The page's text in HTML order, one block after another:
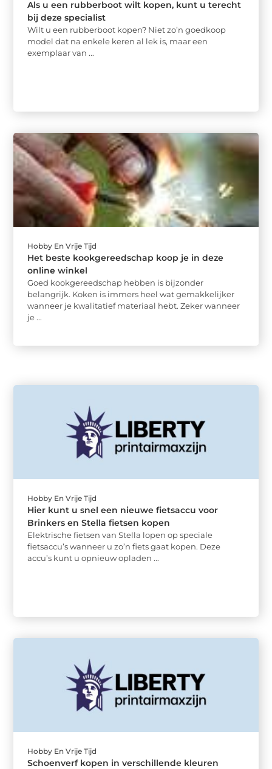
Als u een rubberboot wilt kopen, kunt u terecht
bij deze specialist
Wilt u een rubberboot kopen? Niet zo’n goedkoop
model dat na enkele keren al lek is, maar een
exemplaar van ...
Hobby En Vrije Tijd
Het beste kookgereedschap koop je in deze
online winkel
Goed kookgereedschap hebben is bijzonder
belangrijk. Koken is immers heel wat gemakkelijker
wanneer je kwalitatief materiaal hebt. Zeker wanneer
je ...
Hobby En Vrije Tijd
Hier kunt u snel een nieuwe fietsaccu voor
Brinkers en Stella fietsen kopen
Elektrische fietsen van Stella lopen op speciale
fietsaccu’s wanneer u zo’n fiets gaat kopen. Deze
accu’s kunt u opnieuw opladen ...
Hobby En Vrije Tijd
Schoenverf kopen in verschillende kleuren